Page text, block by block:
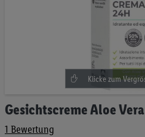
Gesichtscreme Aloe Vera
1 Bewertung
Zum
Anfang
der